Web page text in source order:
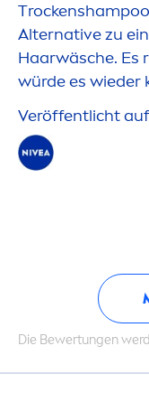
Trock
Alternative zu
Haarwäsche. Es
würde es wieder
Veröffentlicht auf
Die Bewertungen